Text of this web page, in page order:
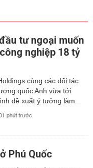
tư ngoại muốn
nghiệp 18 tỷ
cùng các đối tác
quốc Anh vừa tới
đề xuất ý tưởng làm...
phút trước
Phú Quốc